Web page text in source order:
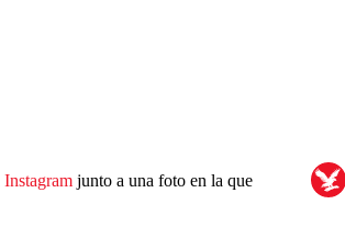
Instagram junto a una foto en la que